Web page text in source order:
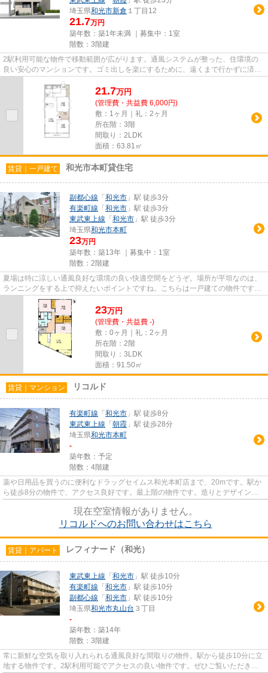
埼玉県和光市新倉 １丁目12
21.7万円
築年数：築1年未満 ｜募集中： 1室
階数：3階建
2駅利用可能な物件で移動範囲が広がります。通風システムが整った、住環境の
良い安心のマンションです。ゴミ出しを楽にするために、遠くまで行かずに済む
ゴミ置き場を共用部に設置して...
21.7万円
(管理費・共益費 6,000円)
敷：1ヶ月｜礼：2ヶ月
所在階：3階
間取り：2LDK
面積：63.81㎡
賃貸｜一戸建て 和光市本町貸住宅
副都心線 「 和光市 」駅 徒歩3分
有楽町線 「 和光市 」駅 徒歩3分
東武東上線 「 和光市 」駅 徒歩3分
埼玉県和光市本町
23万円
築年数：築13年 ｜募集中： 1室
階数：2階建
夏場は特に涼しい通風良好な環境の良い快適空間をどうぞ。場所が平坦なのは、
ランニングをする上で抑えたいポイントですね。こちらは一戸建ての物件です。
ぜひご覧いただきたい賃貸物...
23万円
(管理費・共益費 -)
敷：0ヶ月｜礼：2ヶ月
所在階：2階
間取り：3LDK
面積：91.50㎡
賃貸｜マンション リコルド
有楽町線 「 和光市 」駅 徒歩8分
東武東上線 「 朝霞 」駅 徒歩28分
埼玉県和光市本町
-
築年数：予定
階数：4階建
薬や日用品を買うのに便利なドラッグセイムス和光本町店まで、20mです。駅か
ら徒歩8分の物件で、アクセス良好です。最上階の物件です。造りとデザインに
現在空室情報がありません。
リコルドへのお問い合わせはこちら
賃貸｜アパート レフィナード（和光）
東武東上線 「 和光市 」駅 徒歩10分
有楽町線 「 和光市 」駅 徒歩10分
副都心線 「 和光市 」駅 徒歩10分
埼玉県和光市丸山台 ３丁目
-
築年数：築14年
階数：3階建
常に新鮮な空気を取り入れられる通風良好な間取りの物件。駅から徒歩10分に立
地する物件です。2駅利用可能でアクセスの良い物件です。ぜひご覧いただきた